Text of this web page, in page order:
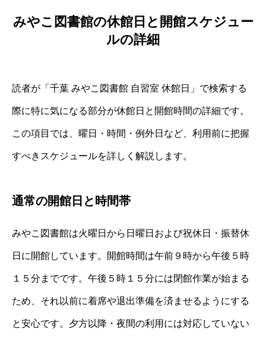
みやこ図書館の休館日と開館スケジュー
ルの詳細
読者が「千葉 みやこ図書館 自習室 休館日」で検索する
際に特に気になる部分が休館日と開館時間の詳細です。
この項目では、曜日・時間・例外日など、利用前に把握
すべきスケジュールを詳しく解説します。
通常の開館日と時間帯
みやこ図書館は火曜日から日曜日および祝休日・振替休
日に開館しています。開館時間は午前９時から午後５時
１５分までです。午後５時１５分には閉館作業が始まる
ため、それ以前に着席や退出準備を済ませるようにする
と安心です。夕方以降・夜間の利用には対応していない